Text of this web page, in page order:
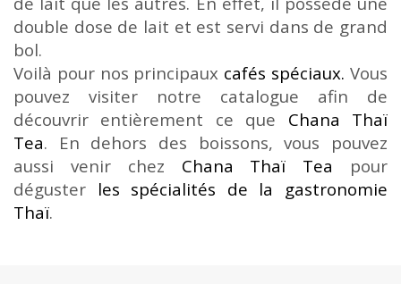
double dose de lait et est servi dans de grand
bol.
Voilà pour nos principaux cafés spéciaux. Vous
pouvez visiter notre catalogue afin de
découvrir entièrement ce que Chana Thaï
Tea. En dehors des boissons, vous pouvez
aussi venir chez Chana Thaï Tea pour
déguster les spécialités de la gastronomie
Thaï.